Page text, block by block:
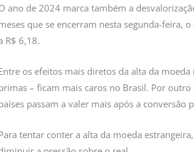
ano de 2024 marca também a
que se encerram nesta segunda-feira,
R$ 6,18.
os efeitos mais diretos da alta da
– ficam mais caros no Brasil. Por
passam a valer mais após a conversão
tentar conter a alta da moeda